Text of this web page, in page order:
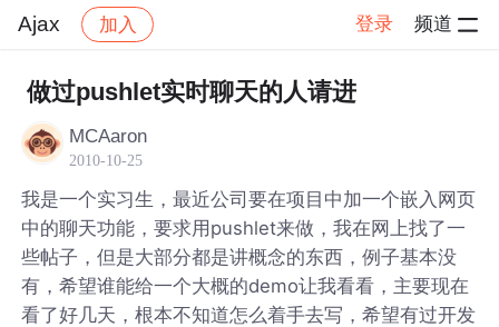
Ajax 加入 登录 频道
社区 Ajax 帖子详情
做过pushlet实时聊天的人请进
MCAaron
2010-10-25
我是一个实习生，最近公司要在项目中加一个嵌入网页
中的聊天功能，要求用pushlet来做，我在网上找了一
些帖子，但是大部分都是讲概念的东西，例子基本没
有，希望谁能给一个大概的demo让我看看，主要现在
看了好几天，根本不知道怎么着手去写，希望有过开发